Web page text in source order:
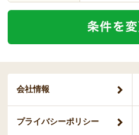
会社情報
プライバシーポリシー